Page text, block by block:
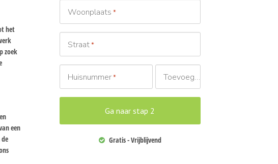
het
zoek
een
Woonplaats *
Straat*
Huisnummer* Toevoeging
Gratis - Vrijblijvend